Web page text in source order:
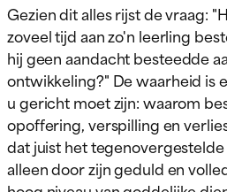
Gezien dit alles rijst de vraag:
zoveel tijd aan zo'n leerling
hij geen aandacht besteedde
ontwikkeling?" De waarheid is
u gericht moet zijn: waarom
opoffering, verspilling en
dat juist het tegenovergestelde
alleen door zijn geduld en